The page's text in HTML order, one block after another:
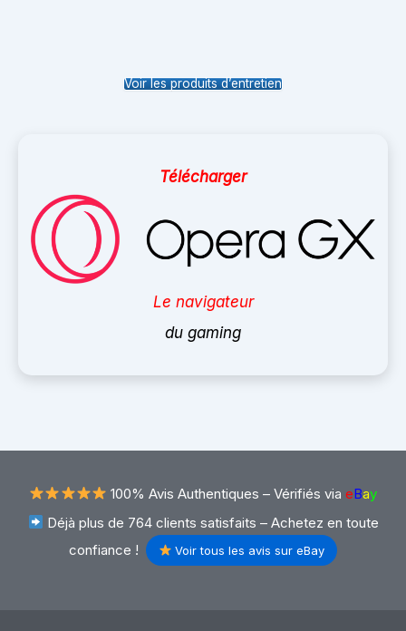
Voir les produits d’entretien
Télécharger
Le navigateur
du gaming
100% Avis Authentiques – Vérifiés via eBay
Déjà plus de 764 clients satisfaits – Achetez en toute
confiance !
Voir tous les avis sur eBay